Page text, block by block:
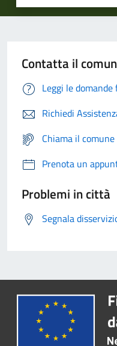
Contatta il
Leggi le
Richiedi
Chiama il
Prenota un
Problemi in città
Segnala